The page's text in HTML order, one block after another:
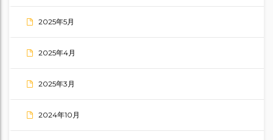
2025年5月
2025年4月
2025年3月
2024年10月